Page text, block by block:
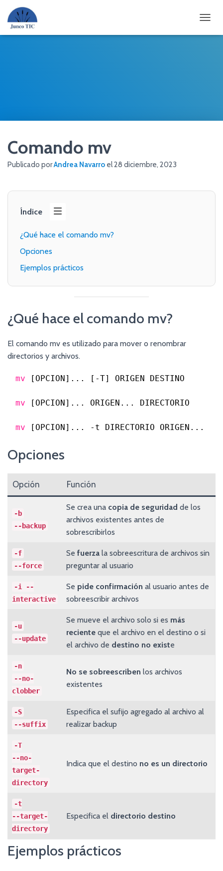
Comando mv
Publicado porAndrea Navarro el28 diciembre, 2023
Índice
¿Qué hace el comando mv?
Opciones
Ejemplos prácticos
¿Qué hace el comando mv?
El comando mv es utilizado para mover o renombrar
directorios y archivos.
mv [OPCION]... [-T] ORIGEN DESTINO
mv [OPCION]... ORIGEN... DIRECTORIO
mv [OPCION]... -t DIRECTORIO ORIGEN...
Opciones
Opción Función
-b
--backup
Se crea una copia de seguridad de los
archivos existentes antes de
sobrescribirlos
-f
--force
Se fuerza la sobreescritura de archivos sin
preguntar al usuario
-i --
interactive
Se pide confirmación al usuario antes de
sobreescribir archivos
-u
--update
Se mueve el archivo solo si es más
reciente que el archivo en el destino o si
el archivo de destino no existe
-n
--no-
clobber
No se sobreescriben los archivos
existentes
-S
--suffix
Especifica el sufijo agregado al archivo al
realizar backup
-T
--no-
target-
directory
Indica que el destino no es un directorio
-t
--target-
directory
Especifica el directorio destino
Ejemplos prácticos